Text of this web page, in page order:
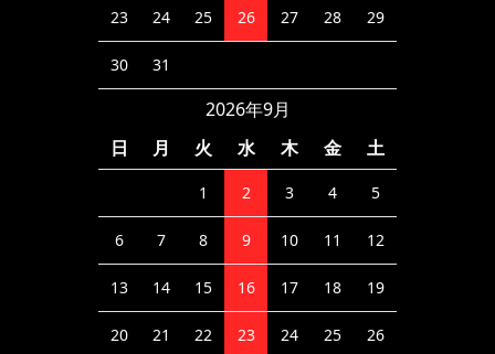
23 24 25 26 27 28 29
30 31
2026年9月
日
月 火 水 木 金 土
1 2 3 4 5
6 7 8 9 10 11 12
13 14 15 16 17 18 19
20 21 22 23 24 25 26